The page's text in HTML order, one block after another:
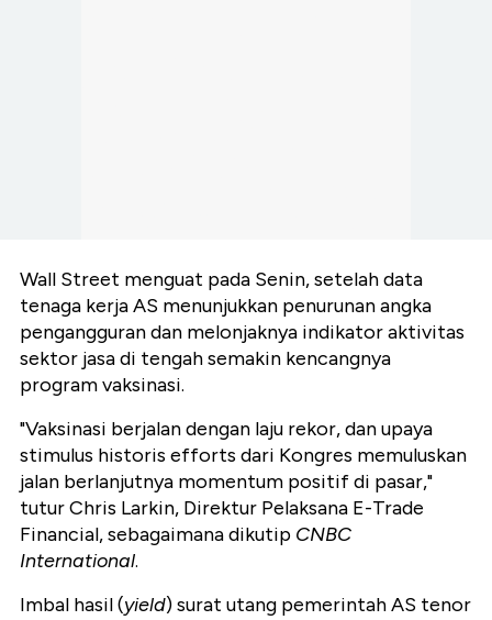
Wall Street menguat pada Senin, setelah data
tenaga kerja AS menunjukkan penurunan angka
pengangguran dan melonjaknya indikator aktivitas
sektor jasa di tengah semakin kencangnya
program vaksinasi.
"Vaksinasi berjalan dengan laju rekor, dan upaya
stimulus historis efforts dari Kongres memuluskan
jalan berlanjutnya momentum positif di pasar,"
tutur Chris Larkin, Direktur Pelaksana E-Trade
Financial, sebagaimana dikutip CNBC
International.
Imbal hasil (yield) surat utang pemerintah AS tenor